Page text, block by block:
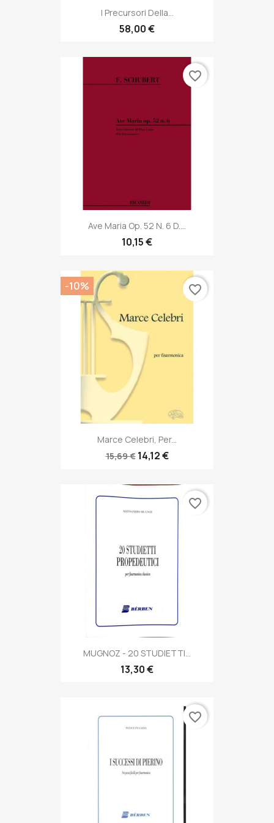
I Precursori Della...
58,00 €
Ave Maria Op. 52 N. 6 D....
10,15 €
favorite_border
Marce Celebri, Per...
15,69 € 14,12 €
-10% favorite_border
MUGNOZ - 20 STUDIETTI...
13,30 €
favorite_border
favorite_border